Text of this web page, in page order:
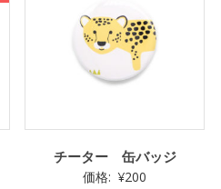
チーター 缶バッジ
価格: ¥200